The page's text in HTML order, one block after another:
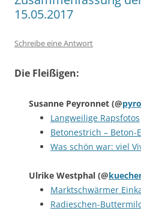
15.05.2017
Schreibe eine Antwort
Die Fleißigen:
Susanne Peyronnet (@
Langweilige Rapsfotos
Betonestrich – Beton-
Was schön war: viel
Ulrike Westphal (@
Marktschwärmer
Radieschen-